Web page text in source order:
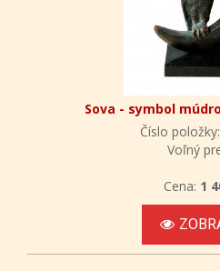
Sova - symbol
Číslo
Voľný
Cena: 1